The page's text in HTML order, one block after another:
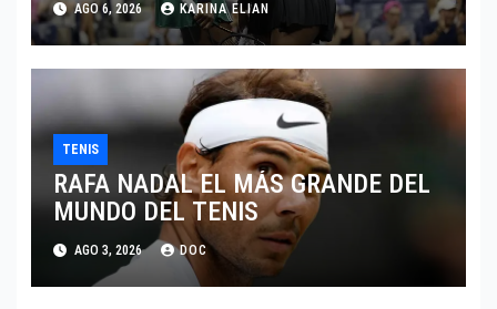
CINCINNATI 2026
AGO 6, 2026 KARINA ELIAN
TENIS
RAFA NADAL EL MÁS GRANDE DEL
MUNDO DEL TENIS
AGO 3, 2026 DOC